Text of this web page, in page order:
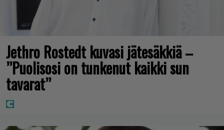
Jethro Rostedt kuvasi jätesäkkiä –
”Puolisosi on tunkenut kaikki sun
tavarat”